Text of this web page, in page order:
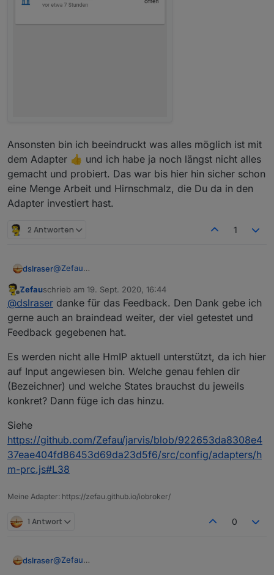
Ansonsten bin ich beeindruckt was alles möglich ist mit
dem Adapter 👍 und ich habe ja noch längst nicht alles
gemacht und probiert. Das war bis hier hin sicher schon
eine Menge Arbeit und Hirnschmalz, die Du da in den
Adapter investiert hast.
2 Antworten 1
dslraser@Zefau
wirklich viel drinn.
Die Lampen(bei mir HUE) gehen wirklich schnell zu
erstellen. Wenn man mal kapiert hat wie man die Icon
setzen kann sieht es auch gut aus. Die Steuerung der
Lampen funktioniert im vollem Umfang.👍
Beispiel bei mir
Offline
Zefauschrieb am 19. Sept. 2020, 16:44
zuletzt editiert von
@dslraser danke für das Feedback. Den Dank gebe ich
gerne auch an braindead weiter, der viel getestet und
Feedback gegebenen hat.
Es werden nicht alle HmIP aktuell unterstützt, da ich hier
auf Input angewiesen bin. Welche genau fehlen dir
(Bezeichner) und welche States brauchst du jeweils
konkret? Dann füge ich das hinzu.
Siehe
https://github.com/Zefau/jarvis/blob/922653da8308e4
37eae404fd86453d69da23d5f6/src/config/adapters/h
m-prc.js#L38
Meine Adapter: https://zefau.github.io/iobroker/
1 Antwort 0
dslraser@Zefau